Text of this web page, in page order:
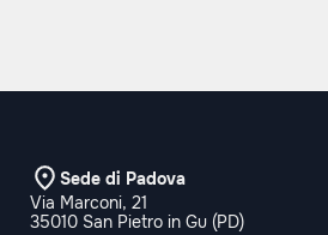
Sede di Padova
Via Marconi, 21
35010 San Pietro in Gu (PD)